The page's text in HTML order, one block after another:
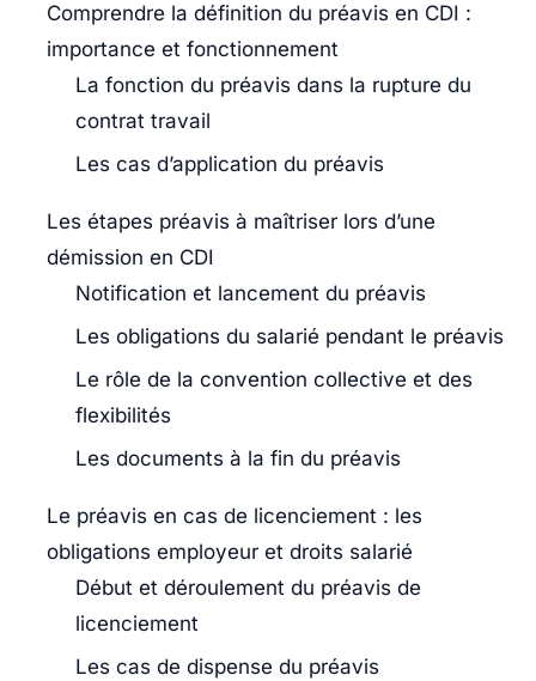
Comprendre la définition du préavis en CDI :
importance et fonctionnement
La fonction du préavis dans la rupture du
contrat travail
Les cas d’application du préavis
Les étapes préavis à maîtriser lors d’une
démission en CDI
Notification et lancement du préavis
Les obligations du salarié pendant le préavis
Le rôle de la convention collective et des
flexibilités
Les documents à la fin du préavis
Le préavis en cas de licenciement : les
obligations employeur et droits salarié
Début et déroulement du préavis de
licenciement
Les cas de dispense du préavis